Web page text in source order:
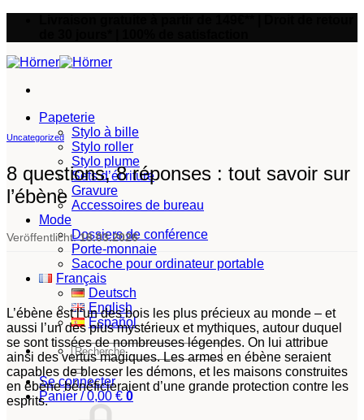
Papeterie
Stylo à bille
Stylo roller
Stylo plume
Sets d’écriture
Gravure
Accessoires de bureau
Mode
Dossiers de conférence
Porte-monnaie
Sacoche pour ordinateur portable
Français
Deutsch
English
Español
Recherche
pour :
Se connecter
Panier /0,00 € 0
Uncategorized
8 questions, 8 réponses : tout savoir sur
l’ébène
Veröffentlicht:18.03.2026
L’ébène est l’un des bois les plus précieux au monde – et
aussi l’un des plus mystérieux et mythiques, autour duquel
se sont tissées de nombreuses légendes. On lui attribue
ainsi des vertus magiques. Les armes en ébène seraient
capables de blesser les démons, et les maisons construites
en ébène bénéficieraient d’une grande protection contre les
esprits.